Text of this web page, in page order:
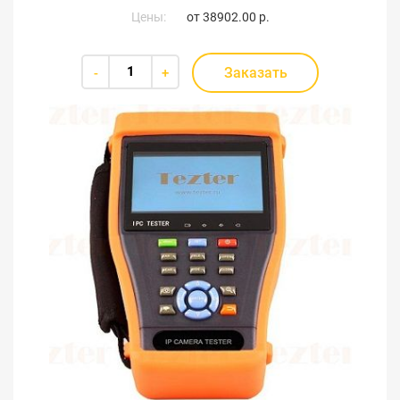
Цены: от38902.00 р.
- + Заказать